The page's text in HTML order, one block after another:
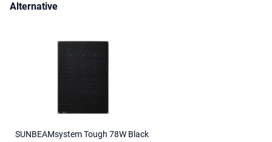
Alternative
SUNBEAMsystem Tough 78W Black